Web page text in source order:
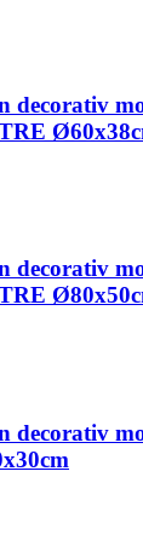
decorativ
decorativ
decorativ